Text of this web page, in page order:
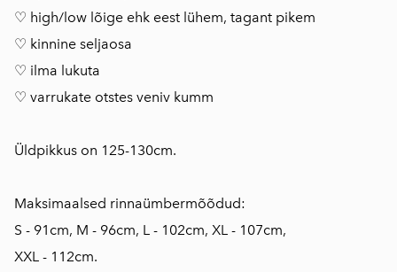
♡ high/low lõige ehk eest lühem, tagant pikem
♡ kinnine seljaosa
♡ ilma lukuta
♡ varrukate otstes veniv kumm
Üldpikkus on 125-130cm.
Maksimaalsed rinnaümbermõõdud:
S - 91cm, M - 96cm, L - 102cm, XL - 107cm,
XXL - 112cm.